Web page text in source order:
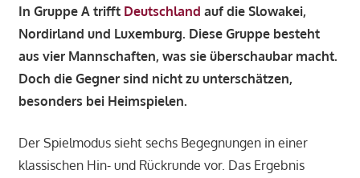
In Gruppe A trifft Deutschland auf die Slowakei,
Nordirland und Luxemburg. Diese Gruppe besteht
aus vier Mannschaften, was sie überschaubar macht.
Doch die Gegner sind nicht zu unterschätzen,
besonders bei Heimspielen.
Der Spielmodus sieht sechs Begegnungen in einer
klassischen Hin- und Rückrunde vor. Das Ergebnis